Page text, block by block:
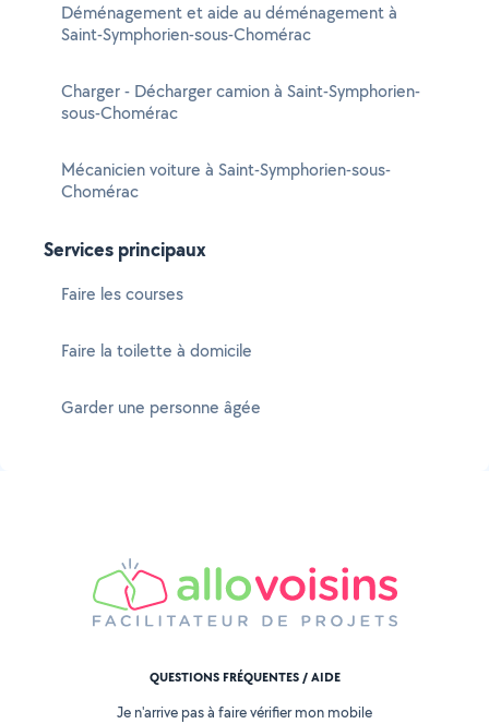
Déménagement et aide au déménagement à
Saint-Symphorien-sous-Chomérac
Charger - Décharger camion à Saint-Symphorien-
sous-Chomérac
Mécanicien voiture à Saint-Symphorien-sous-
Chomérac
Services principaux
Faire les courses
Faire la toilette à domicile
Garder une personne âgée
QUESTIONS FRÉQUENTES / AIDE
Je n'arrive pas à faire vérifier mon mobile